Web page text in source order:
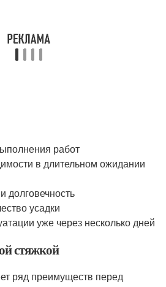
работ
в длительном ожидании
долговечность
усадки
уже через несколько дней
стяжкой
ряд преимуществ перед